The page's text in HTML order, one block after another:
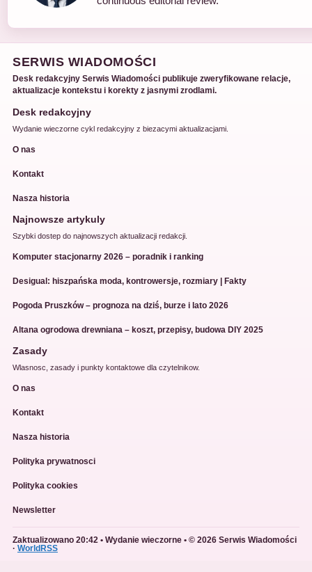
SERWIS WIADOMOŚCI
Desk redakcyjny Serwis Wiadomości publikuje zweryfikowane relacje,
aktualizacje kontekstu i korekty z jasnymi zrodlami.
Desk redakcyjny
Wydanie wieczorne cykl redakcyjny z biezacymi aktualizacjami.
O nas
Kontakt
Nasza historia
Najnowsze artykuly
Szybki dostep do najnowszych aktualizacji redakcji.
Komputer stacjonarny 2026 – poradnik i ranking
Desigual: hiszpańska moda, kontrowersje, rozmiary | Fakty
Pogoda Pruszków – prognoza na dziś, burze i lato 2026
Altana ogrodowa drewniana – koszt, przepisy, budowa DIY 2025
Zasady
Wlasnosc, zasady i punkty kontaktowe dla czytelnikow.
O nas
Kontakt
Nasza historia
Polityka prywatnosci
Polityka cookies
Newsletter
Zaktualizowano 20:42 • Wydanie wieczorne • © 2026 Serwis Wiadomości
· WorldRSS